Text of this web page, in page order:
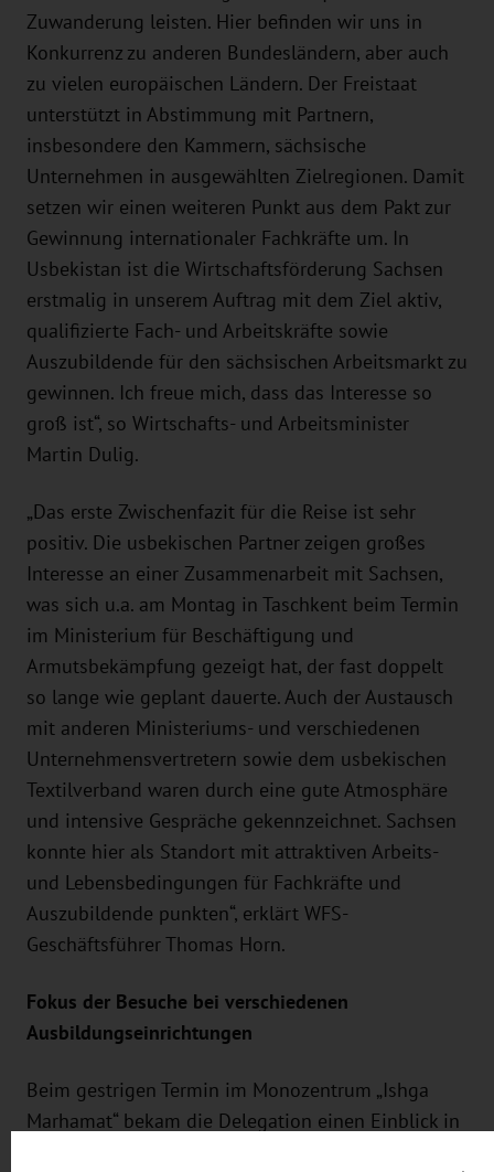
Zuwanderung leisten. Hier befinden wir uns in
Konkurrenz zu anderen Bundesländern, aber auch
zu vielen europäischen Ländern. Der Freistaat
unterstützt in Abstimmung mit Partnern,
insbesondere den Kammern, sächsische
Unternehmen in ausgewählten Zielregionen. Damit
setzen wir einen weiteren Punkt aus dem Pakt zur
Gewinnung internationaler Fachkräfte um. In
Usbekistan ist die Wirtschaftsförderung Sachsen
erstmalig in unserem Auftrag mit dem Ziel aktiv,
qualifizierte Fach- und Arbeitskräfte sowie
Auszubildende für den sächsischen Arbeitsmarkt zu
gewinnen. Ich freue mich, dass das Interesse so
groß ist“, so Wirtschafts- und Arbeitsminister
Martin Dulig.
„Das erste Zwischenfazit für die Reise ist sehr
positiv. Die usbekischen Partner zeigen großes
Interesse an einer Zusammenarbeit mit Sachsen,
was sich u.a. am Montag in Taschkent beim Termin
im Ministerium für Beschäftigung und
Armutsbekämpfung gezeigt hat, der fast doppelt
so lange wie geplant dauerte. Auch der Austausch
mit anderen Ministeriums- und verschiedenen
Unternehmensvertretern sowie dem usbekischen
Textilverband waren durch eine gute Atmosphäre
und intensive Gespräche gekennzeichnet. Sachsen
konnte hier als Standort mit attraktiven Arbeits-
und Lebensbedingungen für Fachkräfte und
Auszubildende punkten“, erklärt WFS-
Geschäftsführer Thomas Horn.
Fokus der Besuche bei verschiedenen
Ausbildungseinrichtungen
Beim gestrigen Termin im Monozentrum „Ishga
Marhamat“ bekam die Delegation einen Einblick in